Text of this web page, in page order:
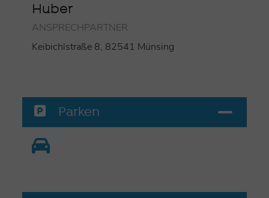
Huber
ANSPRECHPARTNER
Keibichlstraße 8, 82541 Münsing
Parken